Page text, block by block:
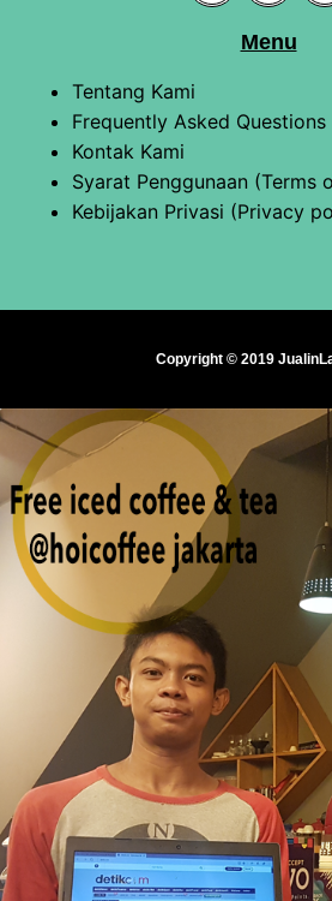
Menu
Tentang Kami
Frequently Asked Questions
Kontak Kami
Syarat Penggunaan (Terms
Kebijakan Privasi (Privacy
Copyright © 2019